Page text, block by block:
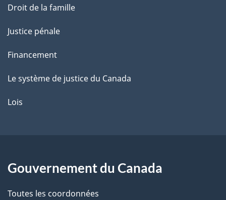
Droit de la famille
Justice pénale
Financement
Le système de justice du Canada
Lois
Gouvernement du Canada
Toutes les coordonnées